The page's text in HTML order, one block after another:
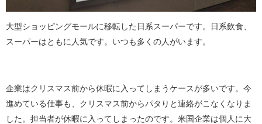
大型ショッピングモールに移転した日系スーパーです。日系飲食、
スーパーはともに人気です。いつも多くの人がいます。
企業はクリスマス前から休暇に入ってしまうケースが多いです。今
進めている仕事も、クリスマス前からパタりと連絡がこなくなりま
した。担当者が休暇に入ってしまったのです。米国企業は個人に大